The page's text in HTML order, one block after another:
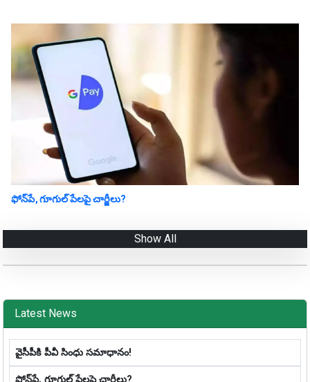
ఫోన్‌పే, గూగుల్ పేల‌పై చార్జీలు?
Show All
Latest News
వైసీపీకి పీవీ సింధు సమాధానం!